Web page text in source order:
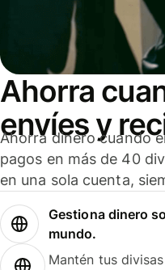
Ahorra
envíes y
Ahorra dinero cuando
pagos en más de 40
en una sola cuenta,
Gestiona dinero
mundo.
Mantén tus